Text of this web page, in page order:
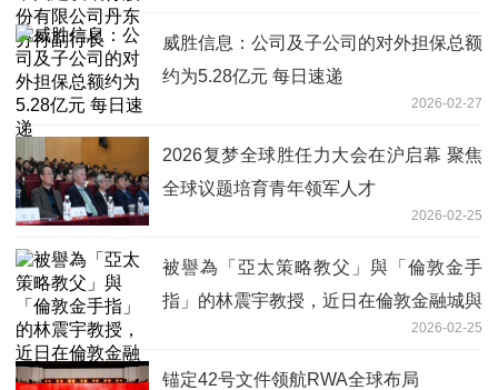
威胜信息：公司及子公司的对外担保总额
约为5.28亿元 每日速递
2026-02-27
2026复梦全球胜任力大会在沪启幕 聚焦
全球议题培育青年领军人才
2026-02-25
被譽為「亞太策略教父」與「倫敦金手
指」的林震宇教授，近日在倫敦金融城與
2026-02-25
锚定42号文件领航RWA全球布局